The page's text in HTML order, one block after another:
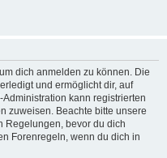
dich anmelden zu können. Die
und ermöglicht dir, auf
kann registrierten
zuweisen. Beachte bitte unsere
Regelungen, bevor du dich
Forenregeln, wenn du dich in